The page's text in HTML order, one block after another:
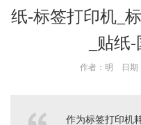
纸-标签打印机_
_贴纸
作者：明 日期
作为标签打印机